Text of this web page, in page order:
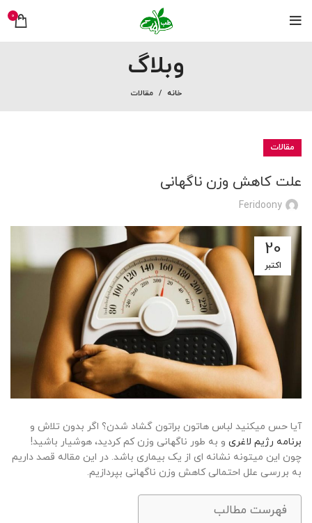
0
وبلاگ
خانه مقالات
مقالات
علت کاهش وزن ناگهانی
Feridoony
20
اکتبر
آیا حس میکنید لباس‌ هاتون براتون گشاد شدن؟ اگر بدون تلاش و
برنامه رژیم لاغری و به طور ناگهانی وزن کم کردید، هوشیار باشید!
چون این میتونه نشانه ‌ای از یک بیماری باشد. در این مقاله قصد داریم
به بررسی علل احتمالی کاهش وزن ناگهانی بپردازیم.
فهرست مطالب